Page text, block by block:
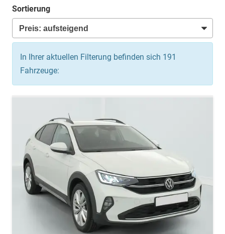
Sortierung
In Ihrer aktuellen Filterung befinden sich 191
Fahrzeuge: